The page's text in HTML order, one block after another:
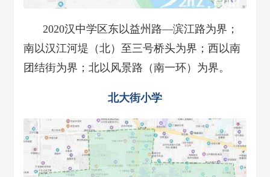
2020汉中学区东以益州路—滨江路为界；
南以汉江河堤（北）至三号桥头为界；西以南
团结街为界；北以风景路（南一环）为界。
北大街小学